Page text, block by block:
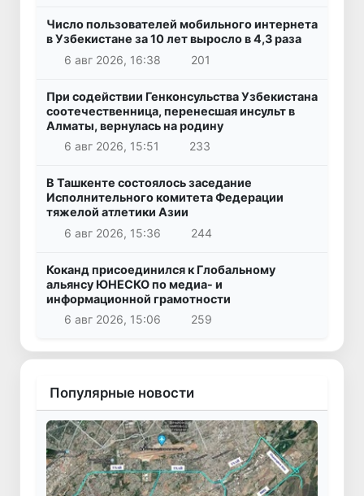
Число пользователей мобильного интернета
в Узбекистане за 10 лет выросло в 4,3 раза
6 авг 2026, 16:38
201
При содействии Генконсульства Узбекистана
соотечественница, перенесшая инсульт в
Алматы, вернулась на родину
6 авг 2026, 15:51
233
В Ташкенте состоялось заседание
Исполнительного комитета Федерации
тяжелой атлетики Азии
6 авг 2026, 15:36
244
Коканд присоединился к Глобальному
альянсу ЮНЕСКО по медиа- и
информационной грамотности
6 авг 2026, 15:06
259
Популярные новости